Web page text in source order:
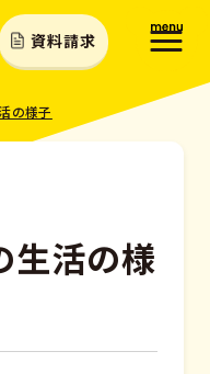
資料請求
の様子
生活の様